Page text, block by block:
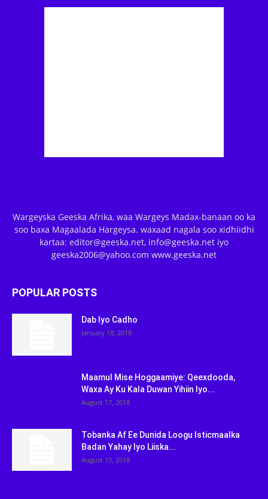
Wargeyska Geeska Afrika, waa Wargeys Madax-banaan oo ka
soo baxa Magaalada Hargeysa. waxaad nagala soo xidhiidhi
kartaa: editor@geeska.net, info@geeska.net iyo
geeska2006@yahoo.com www.geeska.net
POPULAR POSTS
Dab Iyo Cadho
January 18, 2018
Maamul Mise Hoggaamiye: Qeexdooda,
Waxa Ay Ku Kala Duwan Yihiin Iyo...
August 17, 2018
Tobanka Af Ee Dunida Loogu Isticmaalka
Badan Yahay Iyo Liiska...
August 15, 2018